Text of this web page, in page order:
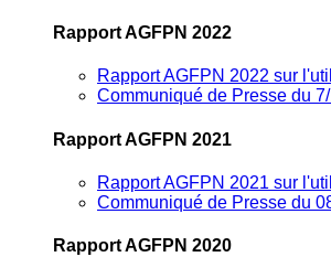
Rapport AGFPN 2022
Rapport AGFPN 2022 sur
Communiqué de Presse du
Rapport AGFPN 2021
Rapport AGFPN 2021 sur
Communiqué de Presse du
Rapport AGFPN 2020